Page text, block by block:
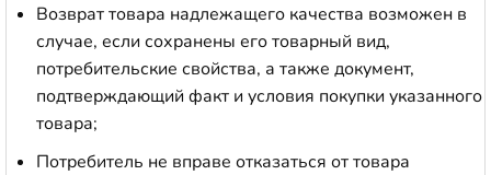
Возврат товара надлежащего качества возможен в
случае, если сохранены его товарный вид,
потребительские свойства, а также документ,
подтверждающий факт и условия покупки указанного
товара;
Потребитель не вправе отказаться от товара